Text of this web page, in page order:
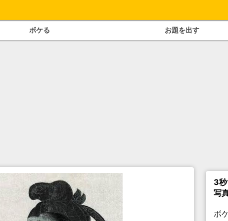
ボケる お題を出す
3
写
ボ